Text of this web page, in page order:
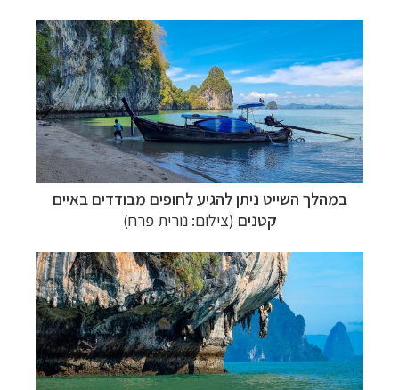
במהלך השייט ניתן להגיע לחופים מבודדים באיים
קטנים (צילום: נורית פרח)